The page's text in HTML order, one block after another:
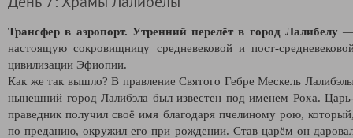
Трансфер в аэропорт. Утренний перелёт в город Лалибелу
настоящую сокровищницу средневековой и пост-
цивилизации Эфиопии.
Как же так вышло? В правление Святого Гебре Мескель
нынешний город Лалибэла был известен под именем Роха.
праведник получил своё имя благодаря пчелиному рою,
по преданию, окружил его при рождении. Став царём он